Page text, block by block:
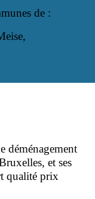
de :
déménagement
et ses
qualité prix